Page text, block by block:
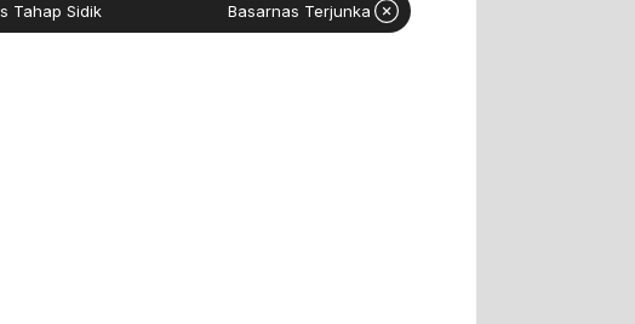
Basarnas Terjunkan Helikopter Sisir Bangkai KMP Mutiara Sentosa II